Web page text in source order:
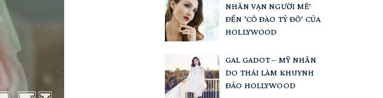
NHÂN VẠN NGƯỜI MÊ'
ĐẾN 'CÔ ĐÀO TỶ ĐÔ' CỦA
HOLLYWOOD
GAL GADOT – MỸ NHÂN
DO THÁI LÀM KHUYNH
ĐẢO HOLLYWOOD